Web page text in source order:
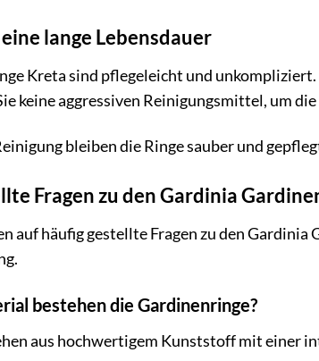
lange Lebensdauer
Kreta sind pflegeleicht und
keine aggressiven Reinigungsmittel, um
bleiben die Ringe sauber und
Fragen zu den Gardinia
auf häufig gestellte Fragen zu den
bestehen die Gardinenringe?
aus hochwertigem Kunststoff mit einer